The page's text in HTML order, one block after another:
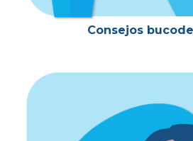
Consejos